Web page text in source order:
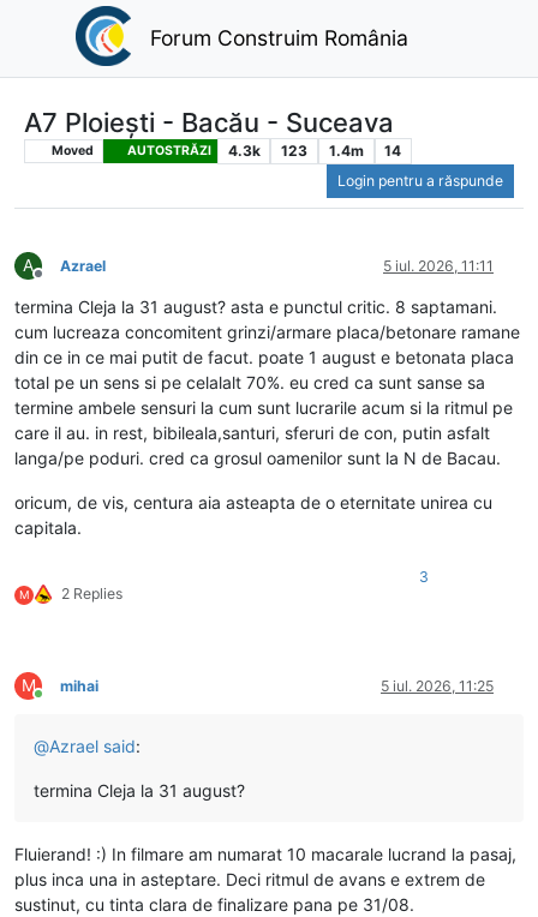
Forum Construim România
A7 Ploiești - Bacău - Suceava
Moved AUTOSTRĂZI 4.3k 123 1.4m
14
Login pentru a răspunde
A
Deconectat
Azrael 5 iul. 2026, 11:11
termina Cleja la 31 august? asta e punctul critic. 8 saptamani.
cum lucreaza concomitent grinzi/armare placa/betonare ramane
din ce in ce mai putit de facut. poate 1 august e betonata placa
total pe un sens si pe celalalt 70%. eu cred ca sunt sanse sa
termine ambele sensuri la cum sunt lucrarile acum si la ritmul pe
care il au. in rest, bibileala,santuri, sferuri de con, putin asfalt
langa/pe poduri. cred ca grosul oamenilor sunt la N de Bacau.
oricum, de vis, centura aia asteapta de o eternitate unirea cu
capitala.
M 2 Replies
3
M
Conectat
mihai 5 iul. 2026, 11:25
@Azrael said:
termina Cleja la 31 august?
Fluierand! :) In filmare am numarat 10 macarale lucrand la pasaj,
plus inca una in asteptare. Deci ritmul de avans e extrem de
sustinut, cu tinta clara de finalizare pana pe 31/08.